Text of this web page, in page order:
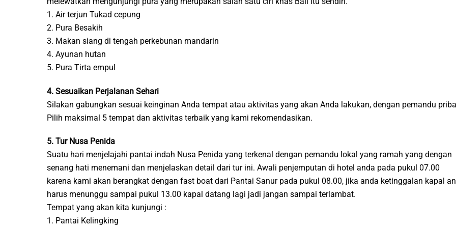
1. Air terjun Tukad cepung
2. Pura Besakih
3. Makan siang di tengah perkebunan mandarin
4. Ayunan hutan
5. Pura Tirta empul
4. Sesuaikan Perjalanan Sehari
Silakan gabungkan sesuai keinginan Anda tempat atau aktivitas yang akan Anda lakukan, dengan pemandu
Pilih maksimal 5 tempat dan aktivitas terbaik yang kami rekomendasikan.
5. Tur Nusa Penida
Suatu hari menjelajahi pantai indah Nusa Penida yang terkenal dengan pemandu lokal yang ramah yang dengan
senang hati menemani dan menjelaskan detail dari tur ini. Awali penjemputan di hotel anda pada pukul 07.00
karena kami akan berangkat dengan fast boat dari Pantai Sanur pada pukul 08.00, jika anda ketinggalan kapal
harus menunggu sampai pukul 13.00 kapal datang lagi jadi jangan sampai terlambat.
Tempat yang akan kita kunjungi :
1. Pantai Kelingking